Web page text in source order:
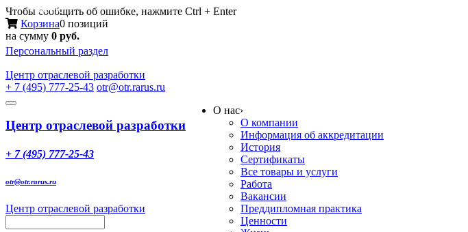
Чтобы сообщить об ошибке, нажмите Ctrl + Enter
Корзина0 позиций
на сумму 0 руб.
Персональный раздел
Центр отраслевой разработки
+ 7 (495) 777-25-43 otr@otr.rarus.ru
Toggle
Меню
Центр отраслевой разработки
+ 7 (495) 777-25-43
otr@otr.rarus.ru
Центр отраслевой разработки
О нас›
О компании
Информация об аккредитации
История
Сертификаты
Все товары и услуги
Работа
Вакансии
Преддипломная практика
Ценности